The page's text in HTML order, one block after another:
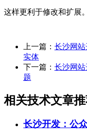
这样更利于修改和扩展。
上一篇： 长沙网
实体
下一篇： 长沙网站
题
相关技术文章
长沙开发：公